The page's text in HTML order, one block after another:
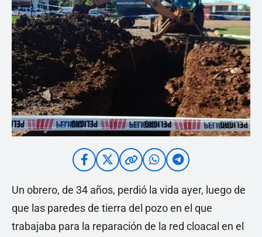
Un obrero, de 34 años, perdió la vida ayer, luego de
que las paredes de tierra del pozo en el que
trabajaba para la reparación de la red cloacal en el